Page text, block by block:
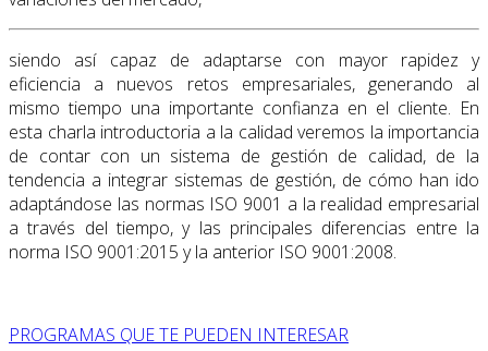
siendo así capaz de adaptarse con mayor rapidez y
eficiencia a nuevos retos empresariales, generando al
mismo tiempo una importante confianza en el cliente. En
esta charla introductoria a la calidad veremos la importancia
de contar con un sistema de gestión de calidad, de la
tendencia a integrar sistemas de gestión, de cómo han ido
adaptándose las normas ISO 9001 a la realidad empresarial
a través del tiempo, y las principales diferencias entre la
norma ISO 9001:2015 y la anterior ISO 9001:2008.
PROGRAMAS QUE TE PUEDEN INTERESAR